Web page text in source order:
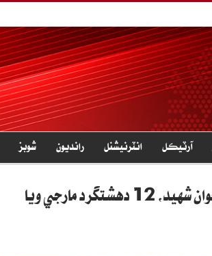
آرٽيڪل انٽرنيشنل رانديون شوبز